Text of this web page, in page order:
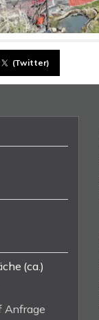
(Twitter)
(ca.)
Anfrage